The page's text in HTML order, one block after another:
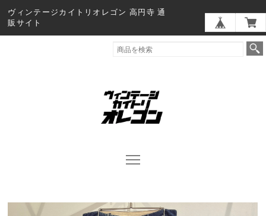
ヴィンテージカイトリオレゴン 高円寺 通
販サイト